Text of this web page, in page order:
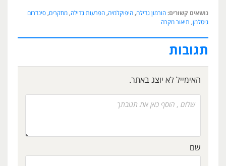
נושאים קשורים: הורמון גדילה, היפוקלמיה, הפרעות גדילה, מחקרים, סינדרום
גיטלמן, תיאור מקרה
תגובות
האימייל לא יוצג באתר.
שם